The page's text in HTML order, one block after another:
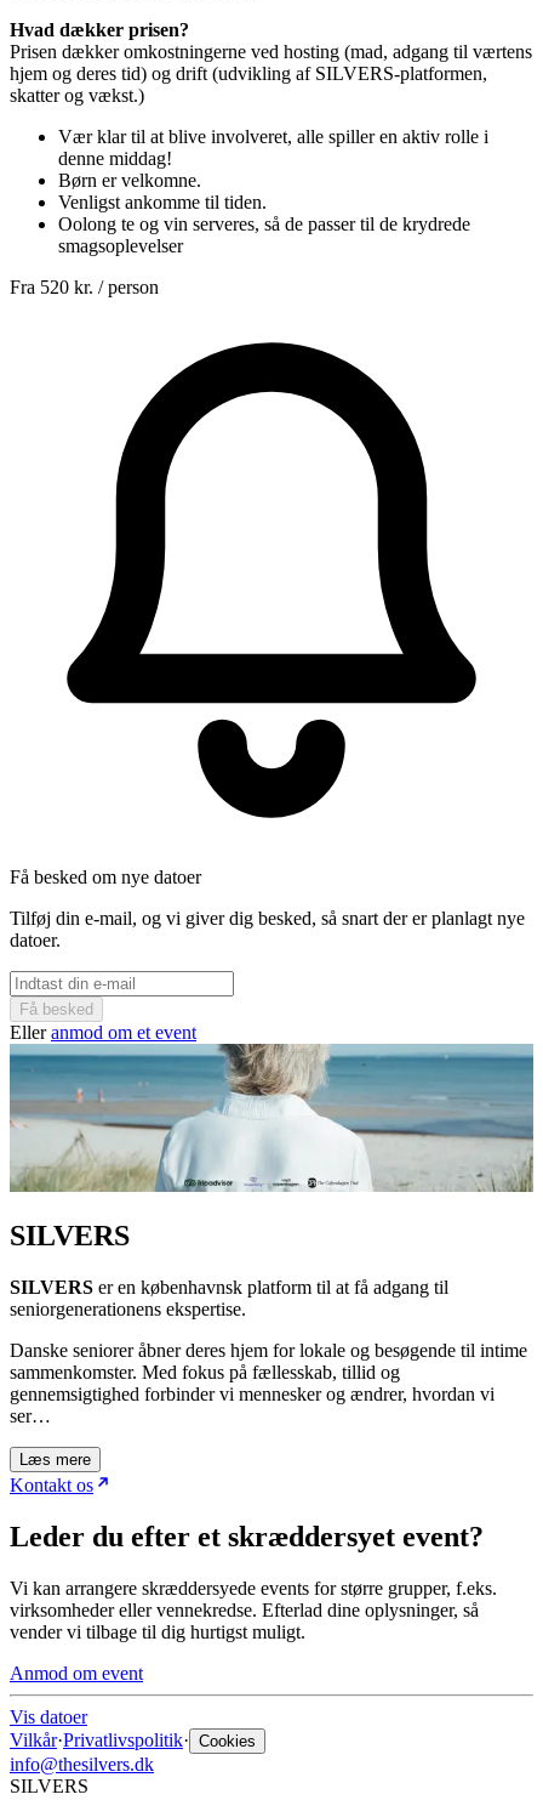
Hvad dækker prisen?
Prisen dækker omkostningerne ved hosting (mad, adgang til værtens
hjem og deres tid) og drift (udvikling af SILVERS-platformen,
skatter og vækst.)
Vær klar til at blive involveret, alle spiller en aktiv rolle i
denne middag!
Børn er velkomne.
Venligst ankomme til tiden.
Oolong te og vin serveres, så de passer til de krydrede
smagsoplevelser
Fra 520 kr. / person
Få besked om nye datoer
Tilføj din e-mail, og vi giver dig besked, så snart der er planlagt nye
datoer.
Få besked
Elleranmod om et event
SILVERS
SILVERS er en københavnsk platform til at få adgang til
seniorgenerationens ekspertise.
Danske seniorer åbner deres hjem for lokale og besøgende til intime
sammenkomster. Med fokus på fællesskab, tillid og
gennemsigtighed forbinder vi mennesker og ændrer, hvordan vi
ser…
Læs mere
Kontakt os
Leder du efter et skræddersyet event?
Vi kan arrangere skræddersyede events for større grupper, f.eks.
virksomheder eller vennekredse. Efterlad dine oplysninger, så
vender vi tilbage til dig hurtigst muligt.
Anmod om event
Vis datoer
Vilkår·Privatlivspolitik· Cookies
info@thesilvers.dk
SILVERS